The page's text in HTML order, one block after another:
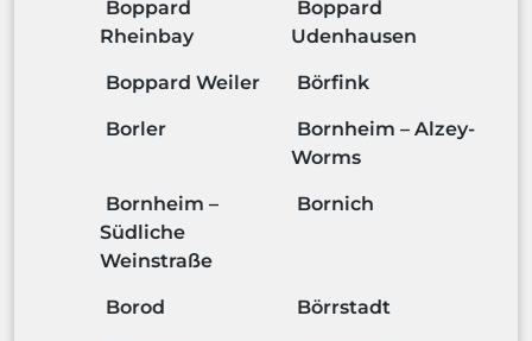
Boppard
Rheinbay
Boppard
Udenhausen
Boppard Weiler Börfink
Borler
Bornheim – Alzey-
Worms
Bornheim –
Südliche
Weinstraße
Bornich
Borod Börrstadt